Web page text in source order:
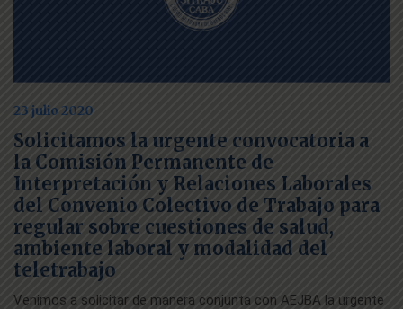
23 julio 2020
Solicitamos la urgente convocatoria a
la Comisión Permanente de
Interpretación y Relaciones Laborales
del Convenio Colectivo de Trabajo para
regular sobre cuestiones de salud,
ambiente laboral y modalidad del
teletrabajo
Venimos a solicitar de manera conjunta con AEJBA la urgente